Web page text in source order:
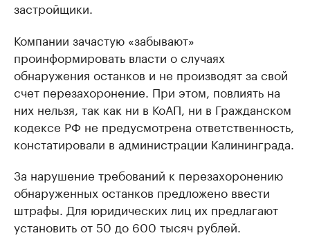
застройщики.
Компании зачастую «забывают»
проинформировать власти о случаях
обнаружения останков и не производят за свой
счет перезахоронение. При этом, повлиять на
них нельзя, так как ни в КоАП, ни в Гражданском
кодексе РФ не предусмотрена ответственность,
констатировали в администрации Калининграда.
За нарушение требований к перезахоронению
обнаруженных останков предложено ввести
штрафы. Для юридических лиц их предлагают
установить от 50 до 600 тысяч рублей.